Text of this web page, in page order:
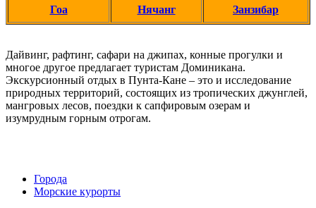
Гоа Нячанг Занзибар
Дайвинг, рафтинг, сафари на джипах, конные прогулки и
многое другое предлагает туристам Доминикана.
Экскурсионный отдых в Пунта-Кане – это и исследование
природных территорий, состоящих из тропических джунглей,
мангровых лесов, поездки к сапфировым озерам и
изумрудным горным отрогам.
Города
Морские курорты